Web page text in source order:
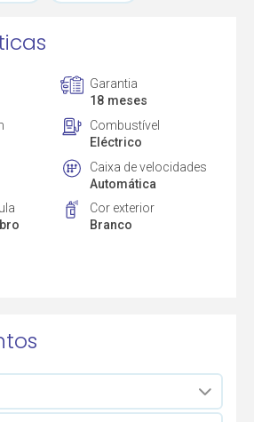
Garantia
18 meses
Combustível
Eléctrico
Caixa de velocidades
Automática
Cor exterior
Branco